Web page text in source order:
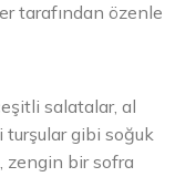
tarafından özenle
salatalar, al
gibi soğuk
zengin bir sofra